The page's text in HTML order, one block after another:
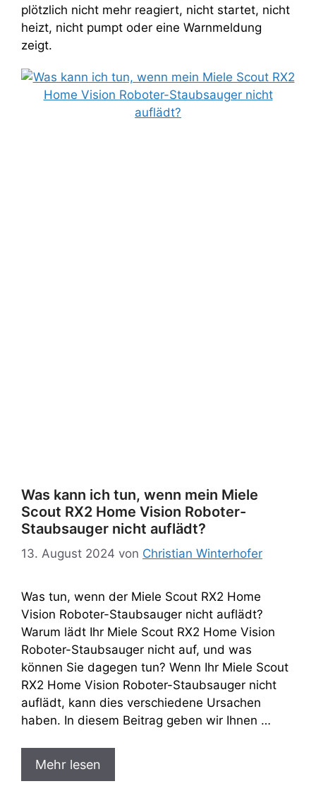
plötzlich nicht mehr reagiert, nicht startet, nicht
heizt, nicht pumpt oder eine Warnmeldung
zeigt.
Was kann ich tun, wenn mein Miele
Scout RX2 Home Vision Roboter-
Staubsauger nicht auflädt?
13. August 2024 von Christian Winterhofer
Was tun, wenn der Miele Scout RX2 Home
Vision Roboter-Staubsauger nicht auflädt?
Warum lädt Ihr Miele Scout RX2 Home Vision
Roboter-Staubsauger nicht auf, und was
können Sie dagegen tun? Wenn Ihr Miele Scout
RX2 Home Vision Roboter-Staubsauger nicht
auflädt, kann dies verschiedene Ursachen
haben. In diesem Beitrag geben wir Ihnen …
Mehr lesen